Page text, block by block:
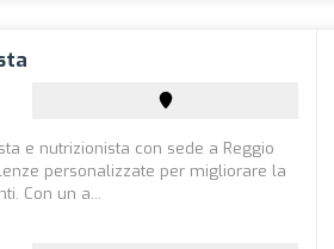
e nutrizionista con sede a Reggio
personalizzate per migliorare la
Con un a...